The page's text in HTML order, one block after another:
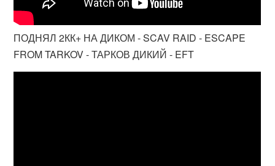
ПОДНЯЛ 2КК+ НА ДИКОМ - SCAV RAID - ESCAPE
FROM TARKOV - ТАРКОВ ДИКИЙ - EFT